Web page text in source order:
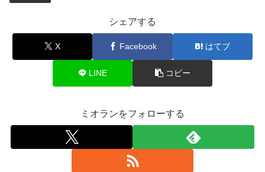
シェアする
X Facebook はてブ
LINE コピー
ミオランをフォローする